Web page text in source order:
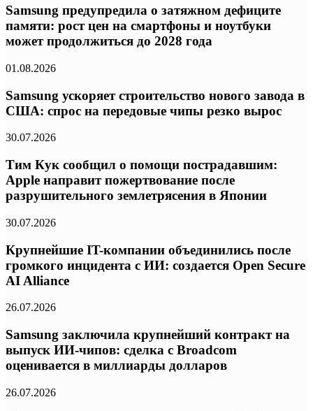
Samsung предупредила о затяжном дефиците
памяти: рост цен на смартфоны и ноутбуки
может продолжиться до 2028 года
01.08.2026
Samsung ускоряет строительство нового завода в
США: спрос на передовые чипы резко вырос
30.07.2026
Тим Кук сообщил о помощи пострадавшим:
Apple направит пожертвование после
разрушительного землетрясения в Японии
30.07.2026
Крупнейшие IT-компании объединились после
громкого инцидента с ИИ: создается Open Secure
AI Alliance
26.07.2026
Samsung заключила крупнейший контракт на
выпуск ИИ-чипов: сделка с Broadcom
оценивается в миллиарды долларов
26.07.2026